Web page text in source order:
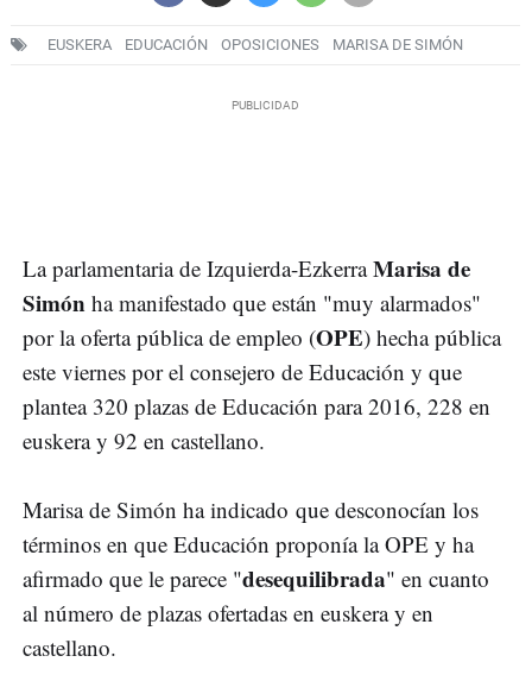
EUSKERA EDUCACIÓN OPOSICIONES MARISA DE SIMÓN
La parlamentaria de Izquierda-EzkerraMarisa de
Simón ha manifestado que están "muy alarmados"
por la oferta pública de empleo (OPE) hecha pública
este viernes por el consejero de Educación y que
plantea 320 plazas de Educación para 2016, 228 en
euskera y 92 en castellano.
Marisa de Simón ha indicado que desconocían los
términos en que Educación proponía la OPE y ha
afirmado que le parece "desequilibrada" en cuanto
al número de plazas ofertadas en euskera y en
castellano.